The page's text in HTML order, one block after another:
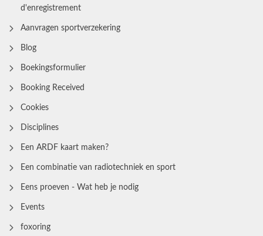
d'enregistrement
Aanvragen sportverzekering
Blog
Boekingsformulier
Booking Received
Cookies
Disciplines
Een ARDF kaart maken?
Een combinatie van radiotechniek en sport
Eens proeven - Wat heb je nodig
Events
foxoring